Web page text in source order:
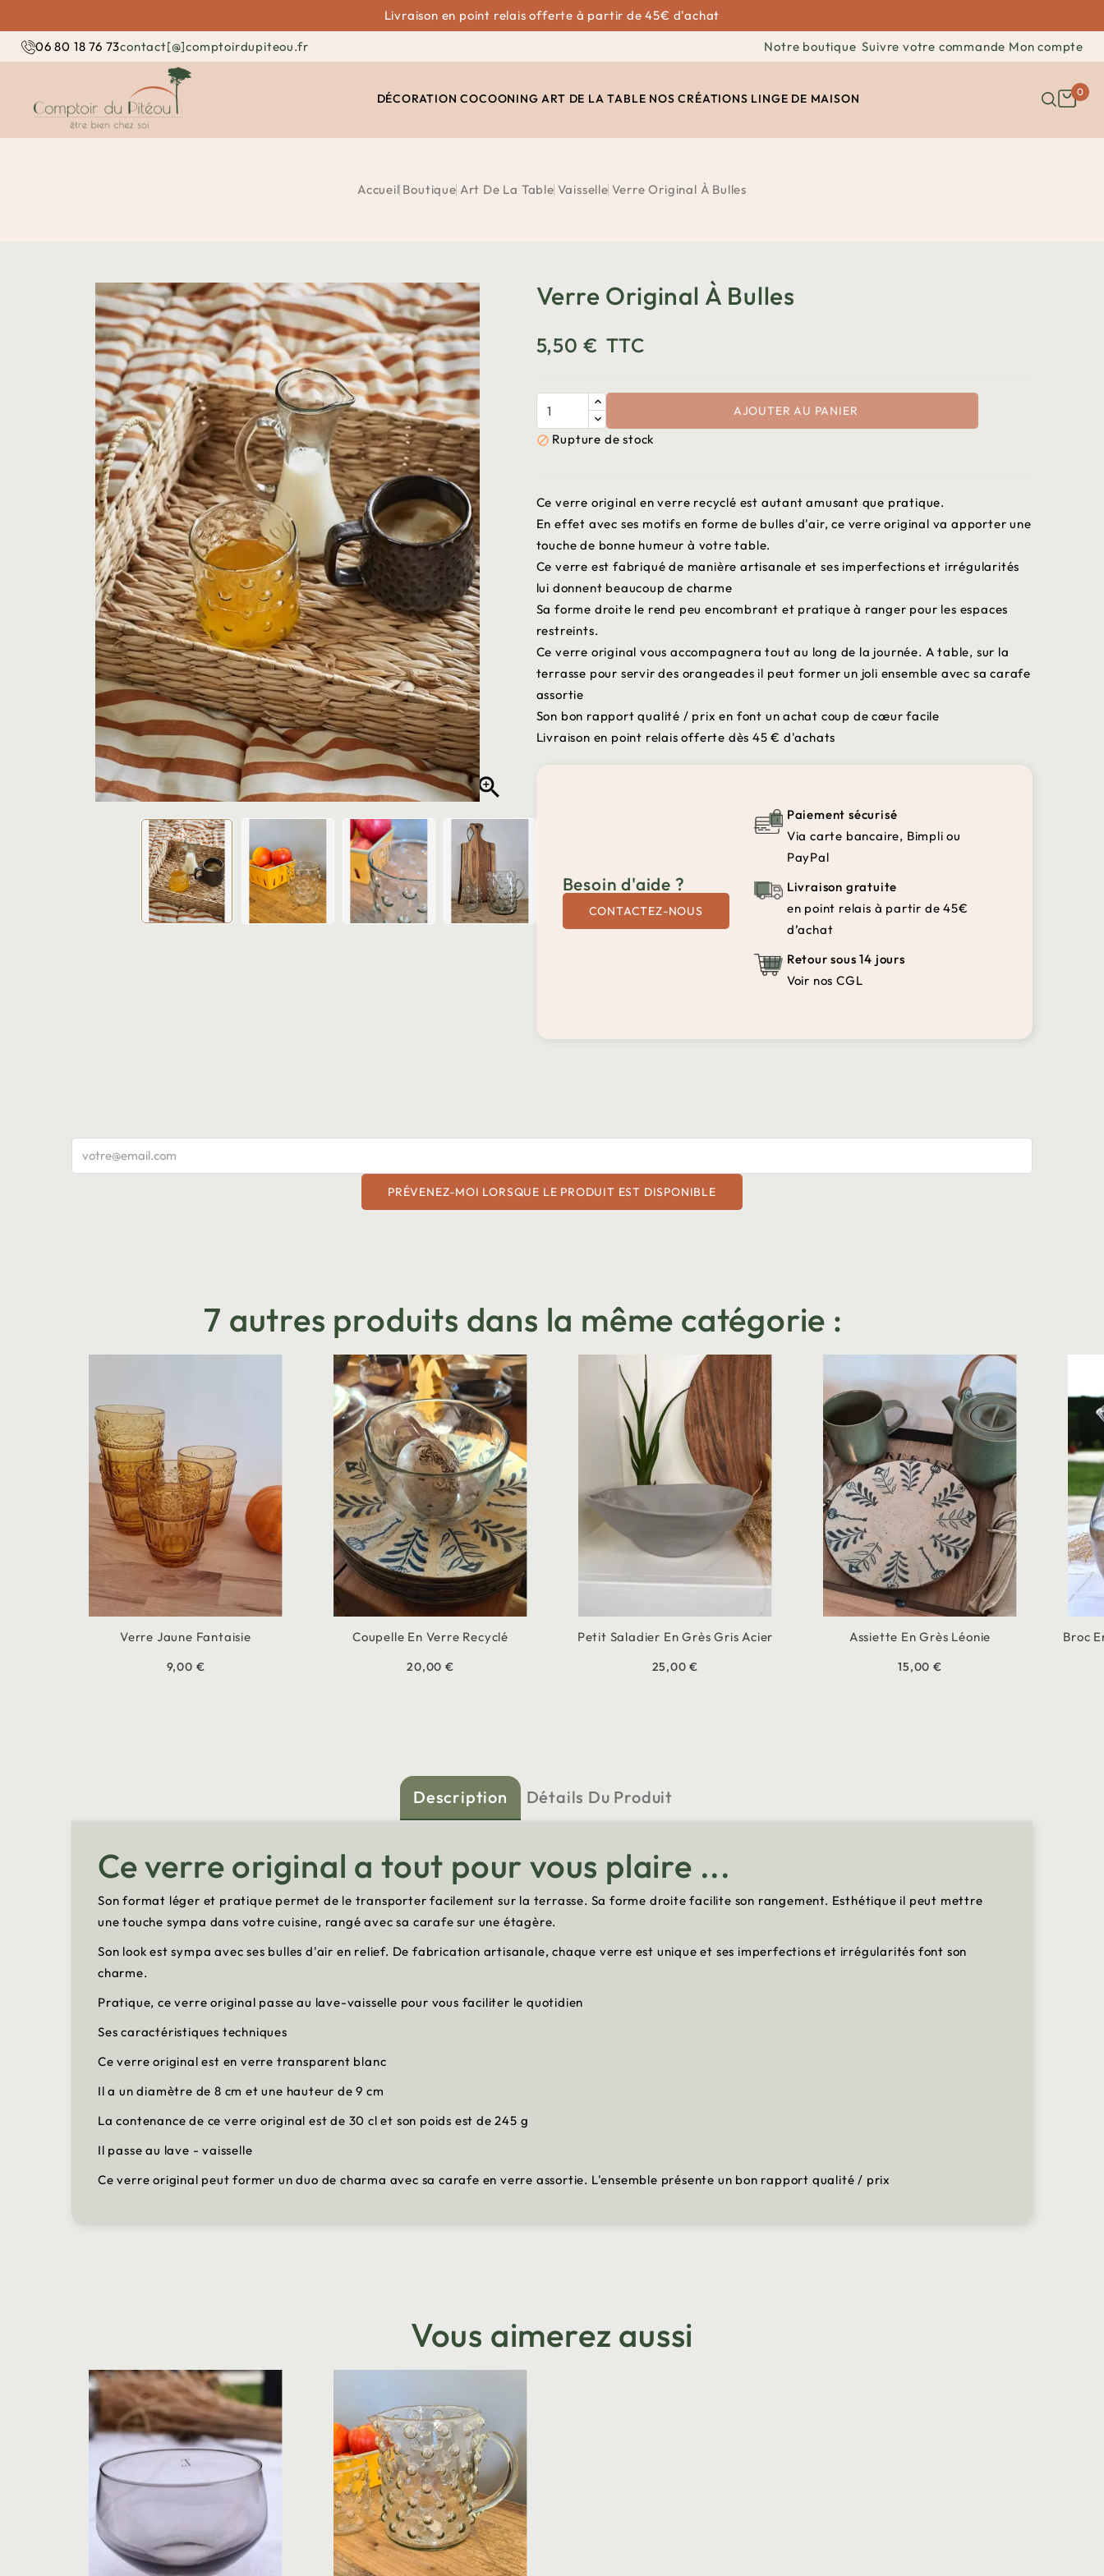
Livraison en point relais offerte à partir de 45€ d'achat
06 80 18 76 73contact[@]comptoirdupiteou.fr Notre boutique Suivre votre commande Mon compte
DÉCORATION COCOONING ART DE LA TABLE NOS CRÉATIONS LINGE DE MAISON 0
Accueil Boutique Art De La Table Vaisselle Verre Original À Bulles

Verre Original À Bulles
5,50 € TTC
AJOUTER AU PANIER
 Rupture de stock
Ce verre original en verre recyclé est autant amusant que pratique.
En effet avec ses motifs en forme de bulles d'air, ce verre original va apporter une
touche de bonne humeur à votre table.
Ce verre est fabriqué de manière artisanale et ses imperfections et irrégularités
lui donnent beaucoup de charme
Sa forme droite le rend peu encombrant et pratique à ranger pour les espaces
restreints.
Ce verre original vous accompagnera tout au long de la journée. A table, sur la
terrasse pour servir des orangeades il peut former un joli ensemble avec sa carafe
assortie
Son bon rapport qualité / prix en font un achat coup de cœur facile
Livraison en point relais offerte dès 45 € d'achats
Besoin d'aide ?
CONTACTEZ-NOUS
Paiement sécurisé
Via carte bancaire, Bimpli ou
PayPal
Livraison gratuite
en point relais à partir de 45€
d’achat
Retour sous 14 jours
Voir nos CGL
PRÉVENEZ-MOI LORSQUE LE PRODUIT EST DISPONIBLE
7 autres produits dans la même catégorie :
Verre Jaune Fantaisie
9,00 €
Coupelle En Verre Recyclé
20,00 €
Petit Saladier En Grès Gris Acier
25,00 €
Assiette En Grès Léonie
15,00 €
Broc
Description Détails Du Produit
Ce verre original a tout pour vous plaire ...
Son format léger et pratique permet de le transporter facilement sur la terrasse. Sa forme droite facilite son rangement. Esthétique il peut mettre
une touche sympa dans votre cuisine, rangé avec sa carafe sur une étagère.
Son look est sympa avec ses bulles d'air en relief. De fabrication artisanale, chaque verre est unique et ses imperfections et irrégularités font son
charme.
Pratique, ce verre original passe au lave-vaisselle pour vous faciliter le quotidien
Ses caractéristiques techniques
Ce verre original est en verre transparent blanc
Il a un diamètre de 8 cm et une hauteur de 9 cm
La contenance de ce verre original est de 30 cl et son poids est de 245 g
Il passe au lave - vaisselle
Ce verre original peut former un duo de charma avec sa carafe en verre assortie. L'ensemble présente un bon rapport qualité / prix
Vous aimerez aussi